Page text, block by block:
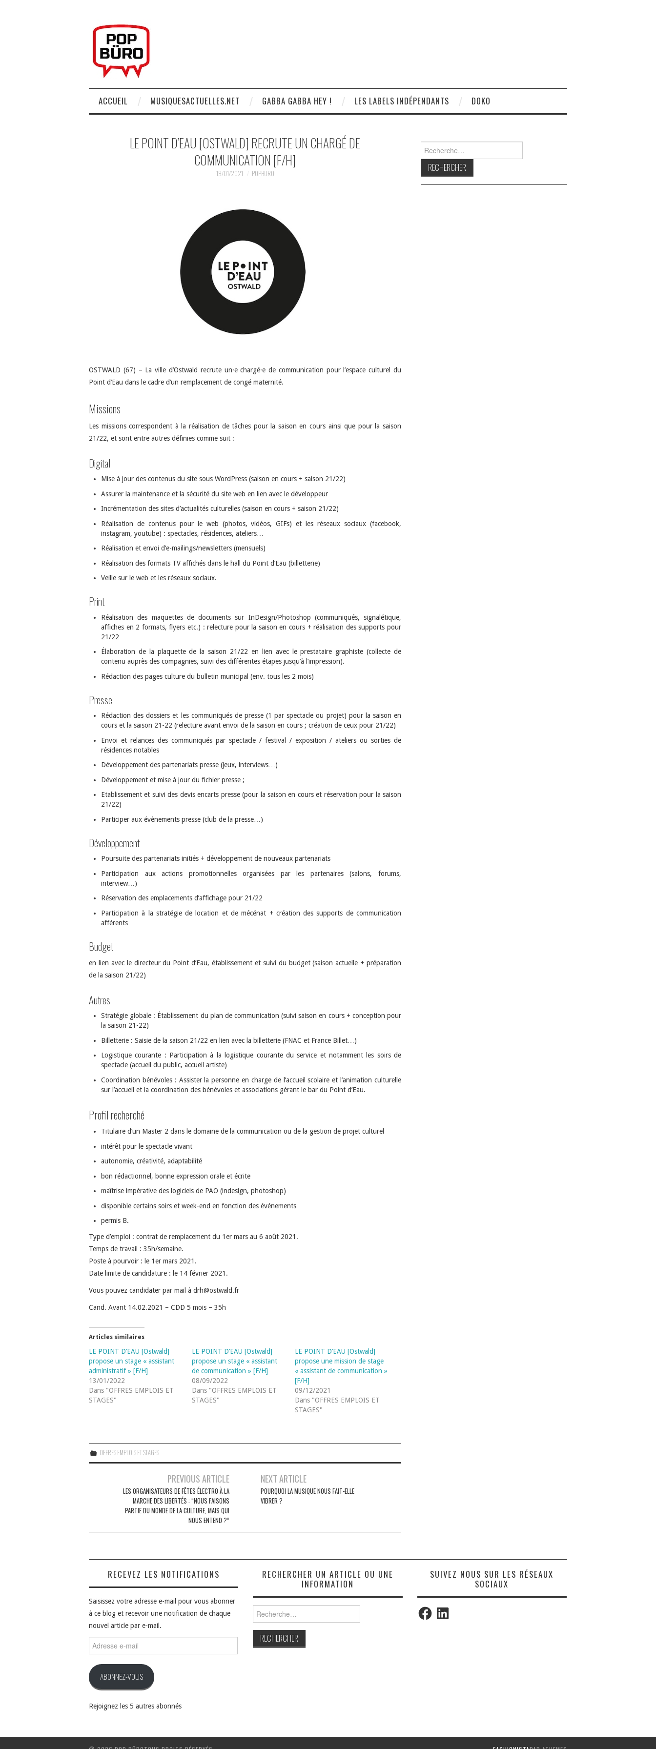
ACCUEIL MUSIQUESACTUELLES.NET GABBA GABBA HEY ! LES LABELS INDÉPENDANTS DOKO
LE POINT D’EAU [OSTWALD] RECRUTE UN CHARGÉ DE
COMMUNICATION [F/H]
19/01/2021 POPBURO
OSTWALD (67) – La ville d’Ostwald recrute un·e chargé·e de communication pour l’espace culturel du
Point d’Eau dans le cadre d’un remplacement de congé maternité.
Missions
Les missions correspondent à la réalisation de tâches pour la saison en cours ainsi que pour la saison
21/22, et sont entre autres définies comme suit :
Digital
Mise à jour des contenus du site sous WordPress (saison en cours + saison 21/22)
Assurer la maintenance et la sécurité du site web en lien avec le développeur
Incrémentation des sites d’actualités culturelles (saison en cours + saison 21/22)
Réalisation de contenus pour le web (photos, vidéos, GIFs) et les réseaux sociaux (facebook,
instagram, youtube) : spectacles, résidences, ateliers…
Réalisation et envoi d’e-mailings/newsletters (mensuels)
Réalisation des formats TV affichés dans le hall du Point d’Eau (billetterie)
Veille sur le web et les réseaux sociaux.
Print
Réalisation des maquettes de documents sur InDesign/Photoshop (communiqués, signalétique,
affiches en 2 formats, flyers etc.) : relecture pour la saison en cours + réalisation des supports pour
21/22
Élaboration de la plaquette de la saison 21/22 en lien avec le prestataire graphiste (collecte de
contenu auprès des compagnies, suivi des différentes étapes jusqu’à l’impression).
Rédaction des pages culture du bulletin municipal (env. tous les 2 mois)
Presse
Rédaction des dossiers et les communiqués de presse (1 par spectacle ou projet) pour la saison en
cours et la saison 21-22 (relecture avant envoi de la saison en cours ; création de ceux pour 21/22)
Envoi et relances des communiqués par spectacle / festival / exposition / ateliers ou sorties de
résidences notables
Développement des partenariats presse (jeux, interviews…)
Développement et mise à jour du fichier presse ;
Etablissement et suivi des devis encarts presse (pour la saison en cours et réservation pour la saison
21/22)
Participer aux évènements presse (club de la presse…)
Développement
Poursuite des partenariats initiés + développement de nouveaux partenariats
Participation aux actions promotionnelles organisées par les partenaires (salons, forums,
interview…)
Réservation des emplacements d’affichage pour 21/22
Participation à la stratégie de location et de mécénat + création des supports de communication
afférents
Budget
en lien avec le directeur du Point d’Eau, établissement et suivi du budget (saison actuelle + préparation
de la saison 21/22)
Autres
Stratégie globale : Établissement du plan de communication (suivi saison en cours + conception pour
la saison 21-22)
Billetterie : Saisie de la saison 21/22 en lien avec la billetterie (FNAC et France Billet…)
Logistique courante : Participation à la logistique courante du service et notamment les soirs de
spectacle (accueil du public, accueil artiste)
Coordination bénévoles : Assister la personne en charge de l’accueil scolaire et l’animation culturelle
sur l’accueil et la coordination des bénévoles et associations gérant le bar du Point d’Eau.
Profil recherché
Titulaire d’un Master 2 dans le domaine de la communication ou de la gestion de projet culturel
intérêt pour le spectacle vivant
autonomie, créativité, adaptabilité
bon rédactionnel, bonne expression orale et écrite
maîtrise impérative des logiciels de PAO (indesign, photoshop)
disponible certains soirs et week-end en fonction des événements
permis B.
Type d’emploi : contrat de remplacement du 1er mars au 6 août 2021.
Temps de travail : 35h/semaine.
Poste à pourvoir : le 1er mars 2021.
Date limite de candidature : le 14 février 2021.
Vous pouvez candidater par mail à drh@ostwald.fr
Cand. Avant 14.02.2021 – CDD 5 mois – 35h
Articles similaires
LE POINT D’EAU [Ostwald]
propose un stage « assistant
administratif » [F/H]
13/01/2022
Dans "OFFRES EMPLOIS ET
STAGES"
LE POINT D’EAU [Ostwald]
propose un stage « assistant
de communication » [F/H]
08/09/2022
Dans "OFFRES EMPLOIS ET
STAGES"
LE POINT D’EAU [Ostwald]
propose une mission de stage
« assistant de communication »
[F/H]
09/12/2021
Dans "OFFRES EMPLOIS ET
STAGES"
OFFRES EMPLOIS ET STAGES
PREVIOUS ARTICLE
LES ORGANISATEURS DE FÊTES ÉLECTRO À LA
MARCHE DES LIBERTÉS : “NOUS FAISONS
PARTIE DU MONDE DE LA CULTURE, MAIS QUI
NOUS ENTEND ?”
NEXT ARTICLE
POURQUOI LA MUSIQUE NOUS FAIT-ELLE
VIBRER ?
RECEVEZ LES NOTIFICATIONS
Saisissez votre adresse e-mail pour vous abonner
à ce blog et recevoir une notification de chaque
nouvel article par e-mail.
e-
ABONNEZ-VOUS
Rejoignez les 5 autres abonnés
RECHERCHER UN ARTICLE OU UNE
INFORMATION
SUIVEZ NOUS SUR LES RÉSEAUX
SOCIAUX
FacebookLinkedIn